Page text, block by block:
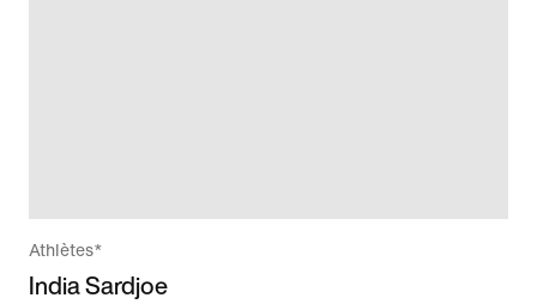
Athlètes*
India Sardjoe